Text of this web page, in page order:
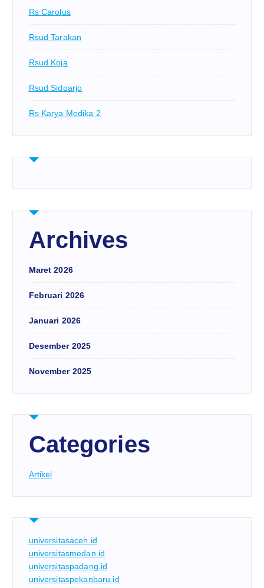
Rs Carolus
Rsud Tarakan
Rsud Koja
Rsud Sidoarjo
Rs Karya Medika 2
Archives
Maret 2026
Februari 2026
Januari 2026
Desember 2025
November 2025
Categories
Artikel
universitasaceh.id
universitasmedan.id
universitaspadang.id
universitaspekanbaru.id